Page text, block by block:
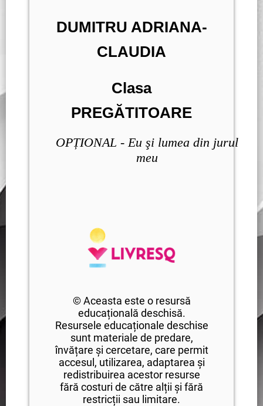
DUMITRU ADRIANA-
CLAUDIA
Clasa
PREGĂTITOARE
OPȚIONAL - Eu şi lumea din jurul
meu
© Aceasta este o resursă
educațională deschisă.
Resursele educaționale deschise
sunt materiale de predare,
învățare și cercetare, care permit
accesul, utilizarea, adaptarea și
redistribuirea acestor resurse
fără costuri de către alții și fără
restricții sau limitare.